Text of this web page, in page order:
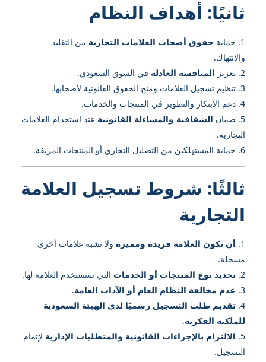
ثانيًا: أهداف النظام
حماية حقوق أصحاب العلامات التجارية من التقليد
والانتهاك.
تعزيز المنافسة العادلة في السوق السعودي.
تنظيم تسجيل العلامات ومنح الحقوق القانونية لأصحابها.
دعم الابتكار والتطوير في المنتجات والخدمات.
ضمان الشفافية والمساءلة القانونية عند استخدام العلامات
التجارية.
حماية المستهلكين من التضليل التجاري أو المنتجات المزيفة.
ثالثًا: شروط تسجيل العلامة
التجارية
أن تكون العلامة فريدة ومميزة ولا تشبه علامات أخرى
مسجلة.
تحديد نوع المنتجات أو الخدمات التي ستستخدم العلامة لها.
عدم مخالفة النظام العام أو الآداب العامة.
تقديم طلب التسجيل رسميًا لدى الهيئة السعودية
للملكية الفكرية.
الالتزام بالإجراءات القانونية والمتطلبات الإدارية لإتمام
التسجيل.